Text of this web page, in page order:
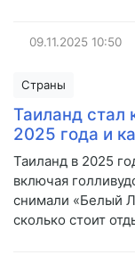
09.11.2025 10:50
Страны
Таиланд стал
2025 года и
Таиланд в 2025
включая
снимали «Белый
сколько стоит